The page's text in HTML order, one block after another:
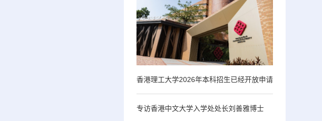
香港理工大学2026年本科招生已经开放申请
专访香港中文大学入学处处长刘善雅博士